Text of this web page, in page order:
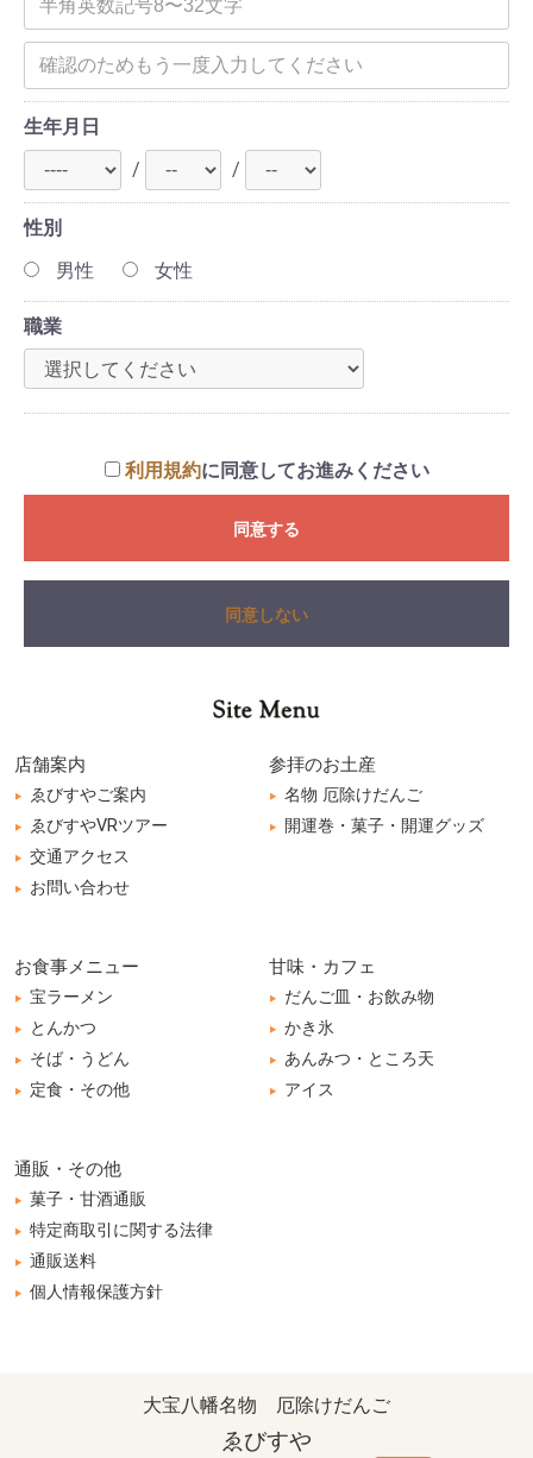
生年月日
/
/
性別
男性
女性
職業
利用規約に同意してお進みください
同意する
同意しない
店舗案内
ゑびすやご案内
ゑびすやVRツアー
交通アクセス
お問い合わせ
参拝のお土産
名物 厄除けだんご
開運巻・菓子・開運グッズ
お食事メニュー
宝ラーメン
とんかつ
そば・うどん
定食・その他
甘味・カフェ
だんご皿・お飲み物
かき氷
あんみつ・ところ天
アイス
通販・その他
菓子・甘酒通販
特定商取引に関する法律
通販送料
個人情報保護方針
大宝八幡名物 厄除けだんご
ゑびすや